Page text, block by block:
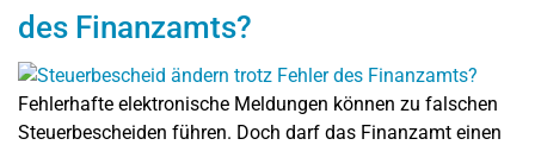
des Finanzamts?
Fehlerhafte elektronische Meldungen können zu falschen
Steuerbescheiden führen. Doch darf das Finanzamt einen